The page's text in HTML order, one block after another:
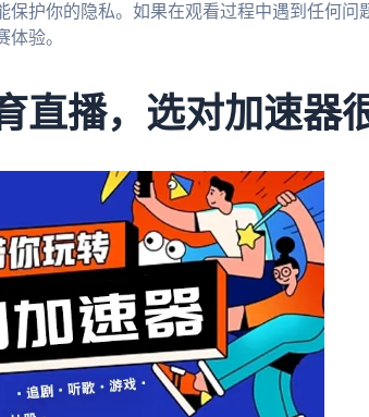
保护你的隐私。如果在观看过程中遇到任何问
验。
直播，选对加速器